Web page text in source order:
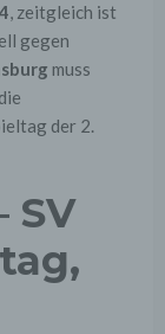
, zeitgleich ist
gegen
muss
der 2.
SV